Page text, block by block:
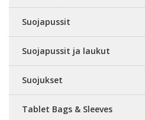
Suojapussit
Suojapussit ja laukut
Suojukset
Tablet Bags & Sleeves